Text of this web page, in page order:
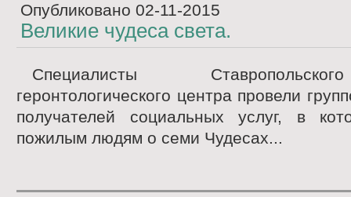
Опубликовано 02-11-2015
Великие чудеса света.
Специалисты
геронтологического центра провели
получателей социальных услуг, в
пожилым людям о семи Чудесах...